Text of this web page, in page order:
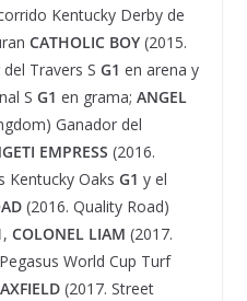
Kentucky Derby de
CATHOLIC BOY(2015.
Travers S G1 en arena y
S G1 en grama; ANGEL
Ganador del
EMPRESS (2016.
Kentucky Oaks G1 y el
(2016. Quality Road)
, COLONEL LIAM (2017.
World Cup Turf
(2017. Street